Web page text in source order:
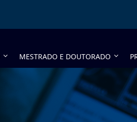
MESTRADO E DOUTORADO